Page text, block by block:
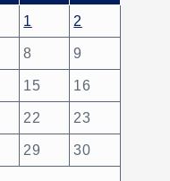
1 2
8 9
15 16
22 23
29 30